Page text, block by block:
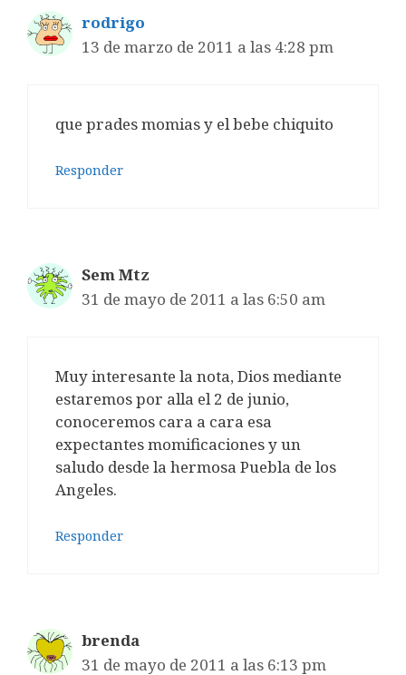
rodrigo
13 de marzo de 2011 a las 4:28 pm
que prades momias y el bebe chiquito
Responder
Sem Mtz
31 de mayo de 2011 a las 6:50 am
Muy interesante la nota, Dios mediante
estaremos por alla el 2 de junio,
conoceremos cara a cara esa
expectantes momificaciones y un
saludo desde la hermosa Puebla de los
Angeles.
Responder
brenda
31 de mayo de 2011 a las 6:13 pm